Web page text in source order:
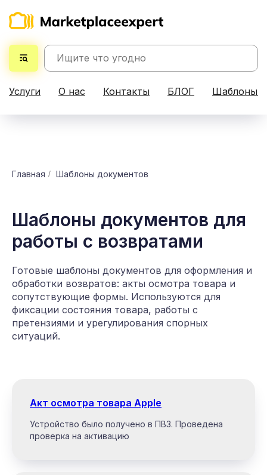
Услуги О нас Контакты БЛОГ Шаблоны
Главная / Шаблоны документов
Шаблоны документов для
работы с возвратами
Готовые шаблоны документов для оформления и
обработки возвратов: акты осмотра товара и
сопутствующие формы. Используются для
фиксации состояния товара, работы с
претензиями и урегулирования спорных
ситуаций.
Акт осмотра товара Apple
Устройство было получено в ПВЗ. Проведена
проверка на активацию